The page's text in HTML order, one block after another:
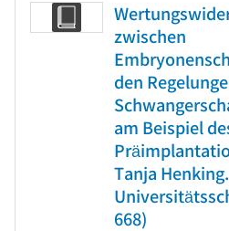
zwischen
den
am Beispiel
Tanja
668)